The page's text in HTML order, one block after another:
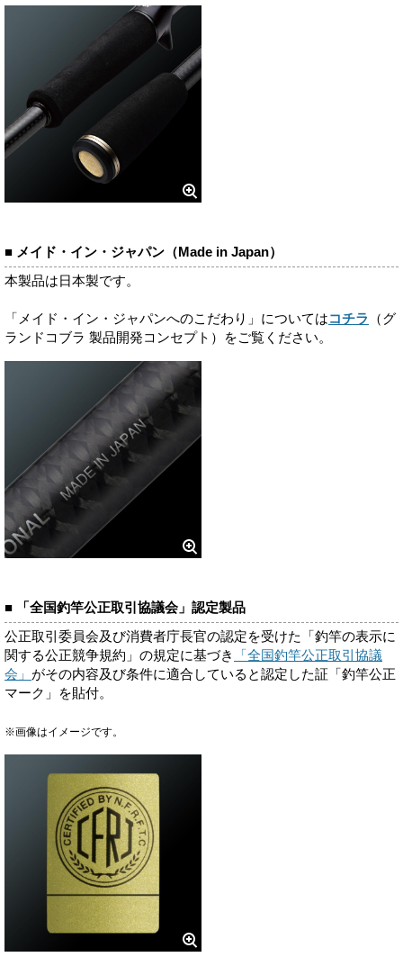
■ メイド・イン・ジャパン（Made in Japan）
本製品は日本製です。
「メイド・イン・ジャパンへのこだわり」についてはコチラ
（グ
ランドコブラ 製品開発コンセプト）をご覧ください。
■ 「全国釣竿公正取引協議会」認定製品
公正取引委員会及び消費者庁長官の認定を受けた「釣竿の表示に
関する公正競争規約」の規定に基づき
「全国釣竿公正取引協議
会」 がその内容及び条件に適合していると認定した証「釣竿公正
マーク」を貼付。
※画像はイメージです。